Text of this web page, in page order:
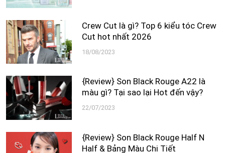
Crew Cut là gì? Top 6 kiểu tóc Crew
Cut hot nhất 2026
18/08/2023
{Review} Son Black Rouge A22 là
màu gì? Tại sao lại Hot đến vậy?
22/07/2023
{Review} Son Black Rouge Half N
Half & Bảng Màu Chi Tiết